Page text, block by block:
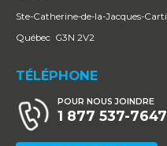
Ste-Catherine-de-la-Jacques-
Québec G3N 2V2
TÉLÉPHONE
POUR NOUS JOINDRE
1 877 537-7647